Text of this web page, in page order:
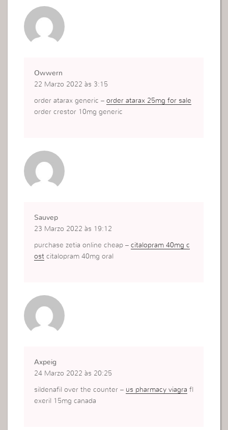
Owwern
22 Marzo 2022 às 3:15
order atarax generic –order atarax 25mg for sale
order crestor 10mg generic
Sauvep
23 Marzo 2022 às 19:12
purchase zetia online cheap –citalopram 40mg c
ost citalopram 40mg oral
Axpeig
24 Marzo 2022 às 20:25
sildenafil over the counter – us pharmacy viagra fl
exeril 15mg canada